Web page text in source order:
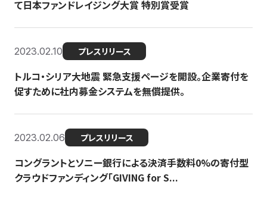
て日本ファンドレイジング大賞 特別賞受賞
2023.02.10 プレスリリース
トルコ・シリア大地震 緊急支援ページを開設。企業寄付を
促すために社内募金システムを無償提供。
2023.02.06 プレスリリース
コングラントとソニー銀行による決済手数料0%の寄付型
クラウドファンディング「GIVING for S...